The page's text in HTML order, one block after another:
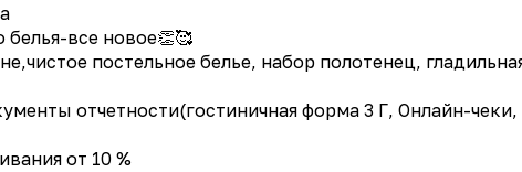
все новое👏🥰
постельное белье, набор полотенец,
отчетности(гостиничная форма 3 Г, Онлайн-
от 10 %